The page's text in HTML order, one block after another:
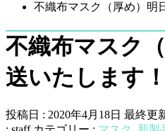
不織布マスク（厚め）明
不織布マスク
送いたします！
投稿日 : 2020年4月18日 最終更